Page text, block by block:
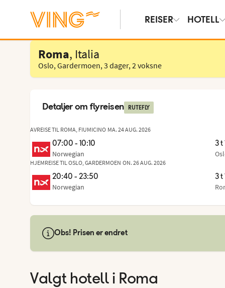
REISER HOTELL
Velg hotell
Roma, Italia
Oslo, Gardermoen,3 dager,2 voksne
Detaljer om flyreisen RUTEFLY
AVREISE TIL ROMA, FIUMICINO MA. 24 AUG. 2026
07:00 - 10:10
Norwegian
3 t
Fra
,til:
HJEMREISE TIL OSLO, GARDERMOEN ON. 26 AUG. 2026
20:40 - 23:50
Norwegian
3 t
Fra
,til:
Obs! Prisen er endret
Valgt hotell i Roma